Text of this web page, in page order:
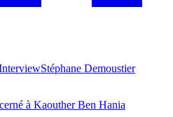
Stéphane Demoustier
à Kaouther Ben Hania